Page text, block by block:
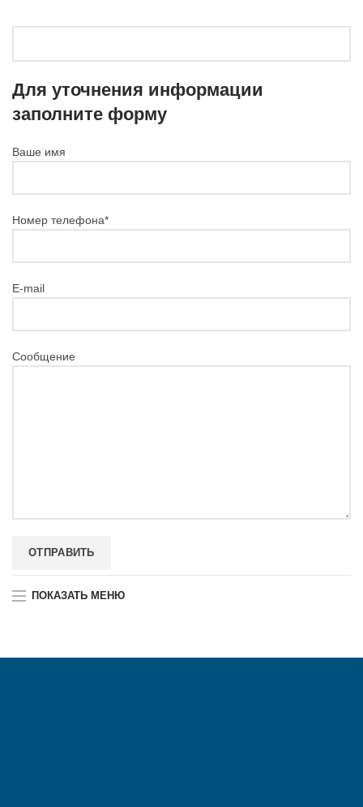
Для уточнения информации
заполните форму
Ваше имя
Номер телефона*
E-mail
Сообщение
ПОКАЗАТЬ МЕНЮ